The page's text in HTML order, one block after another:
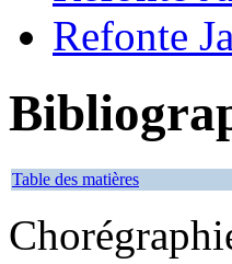
Refonte
Table des matières